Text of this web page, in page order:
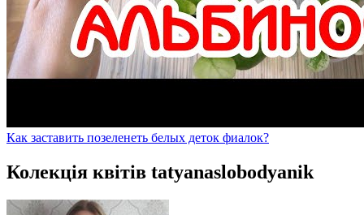
Как заставить позеленеть белых деток фиалок?
Колекція квітів tatyanaslobodyanik